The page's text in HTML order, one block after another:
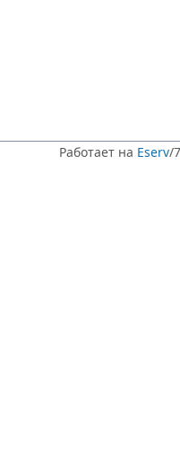
Работает на Eserv/